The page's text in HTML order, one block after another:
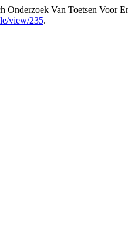
Onderzoek Van Toetsen
view/235.